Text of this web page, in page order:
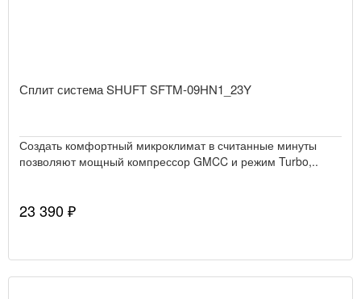
Сплит система SHUFT SFTM-09HN1_23Y
Создать комфортный микроклимат в считанные минуты
позволяют мощный компрессор GMCC и режим Turbo,..
23 390 ₽